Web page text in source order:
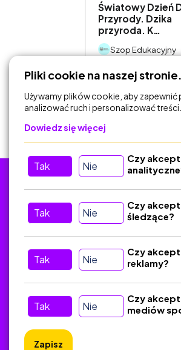
Światowy Dzień
Przyrody. Dzika
przyroda. K…
Szop Edukacyjny
DODAJ DO
KOSZYKA
Kontakt
Pliki cookie na naszej stronie.
Używamy plików cookie, aby zapewnić
analizować ruch i personalizować
Dowiedz się więcej
Tak Nie
Czy
Tak Nie
Czy
śledzące?
Tak Nie
Czy
reklamy?
Tak Nie
Czy
mediów
Zapisz